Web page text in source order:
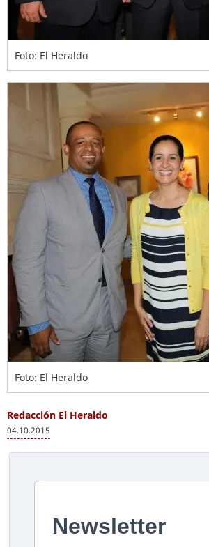
Foto: El Heraldo
Foto: El Heraldo
Redacción El Heraldo
04.10.2015